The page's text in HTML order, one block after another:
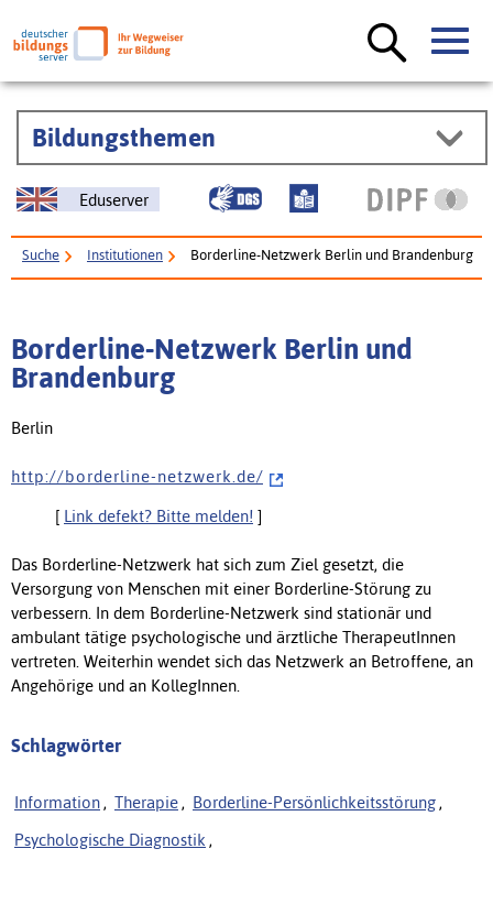
Bildungsthemen
Eduserver
Suche Institutionen Borderline-Netzwerk Berlin und Brandenburg
Borderline-Netzwerk Berlin und
Brandenburg
Berlin
h t t p : / / b o r d e r l i n e - n e t z w e r k . d e /
[ Link defekt? Bitte melden! ]
Das Borderline-Netzwerk hat sich zum Ziel gesetzt, die
Versorgung von Menschen mit einer Borderline-Störung zu
verbessern. In dem Borderline-Netzwerk sind stationär und
ambulant tätige psychologische und ärztliche TherapeutInnen
vertreten. Weiterhin wendet sich das Netzwerk an Betroffene, an
Angehörige und an KollegInnen.
Schlagwörter
Information , Therapie , Borderline-Persönlichkeitsstörung ,
Psychologische Diagnostik ,